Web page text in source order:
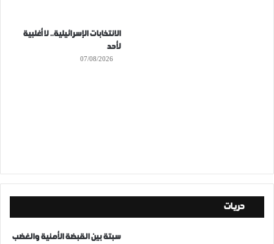
الانتخابات الإسرائيلية.. لا أغلبية
لأحد
07/08/2026
حريات
سبتة بين القبضة الأمنية والغضب